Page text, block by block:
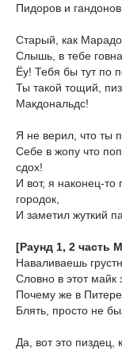
Пидоров и
Старый, как
Слышь, в тебе
Ёу! Тебя бы тут по
Ты такой тощий,
Макдональдс!
Я не верил, что ты
Себе в жопу что
сдох!
И вот, я наконец-то
городок,
И заметил жуткий
[Раунд 1, 2 часть
Наваливаешь
Словно в этот майк
Почему же в
Блять, просто не
Да, вот это пиздец,